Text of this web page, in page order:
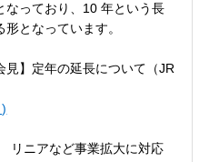
なっており、10 年という長
となっています。
見】定年の延長について（JR
リニアなど事業拡大に対応